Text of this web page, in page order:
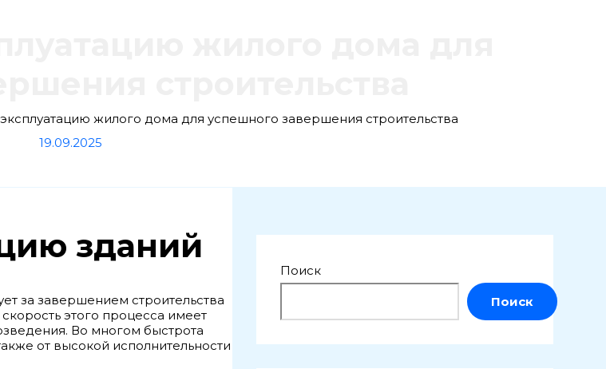
жилого дома для успешного завершения строительства
19.09.2025
зданий
за завершением строительства
этого процесса имеет
Во многом быстрота
от высокой исполнительности
Поиск
Поиск